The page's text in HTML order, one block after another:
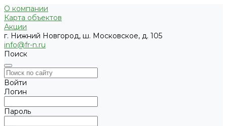
О компании
Карта объектов
Акции
г. Нижний Новгород, ш. Московское, д. 105
info@fr-n.ru
Поиск
Войти
Логин
Пароль